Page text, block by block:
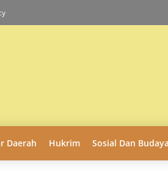
Daerah Hukrim Sosial Dan Budaya